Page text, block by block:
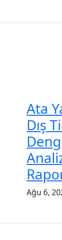
Ata
Dış
Ağu 6,